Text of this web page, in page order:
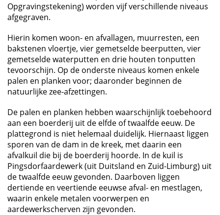
Opgravingstekening) worden vijf verschillende niveaus
afgegraven.
Hierin komen woon- en afvallagen, muurresten, een
bakstenen vloertje, vier gemetselde beerputten, vier
gemetselde waterputten en drie houten tonputten
tevoorschijn. Op de onderste niveaus komen enkele
palen en planken voor; daaronder beginnen de
natuurlijke zee-afzettingen.
De palen en planken hebben waarschijnlijk toebehoord
aan een boerderij uit de elfde of twaalfde eeuw. De
plattegrond is niet helemaal duidelijk. Hiernaast liggen
sporen van de dam in de kreek, met daarin een
afvalkuil die bij de boerderij hoorde. In de kuil is
Pingsdorfaardewerk (uit Duitsland en Zuid-Limburg) uit
de twaalfde eeuw gevonden. Daarboven liggen
dertiende en veertiende eeuwse afval- en mestlagen,
waarin enkele metalen voorwerpen en
aardewerkscherven zijn gevonden.